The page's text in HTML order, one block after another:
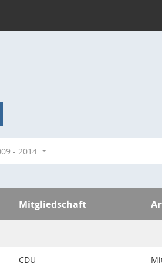
- 2014
Mitgliedschaft
CDU